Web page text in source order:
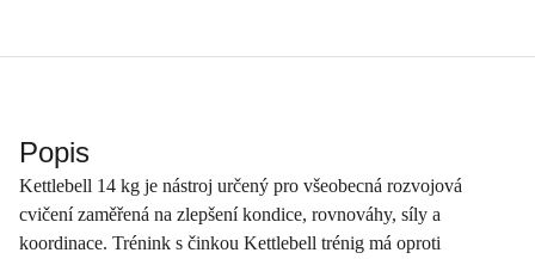
Popis
Kettlebell 14 kg je nástroj určený pro všeobecná rozvojová
cvičení zaměřená na zlepšení kondice, rovnováhy, síly a
koordinace. Trénink s činkou Kettlebell trénig má oproti